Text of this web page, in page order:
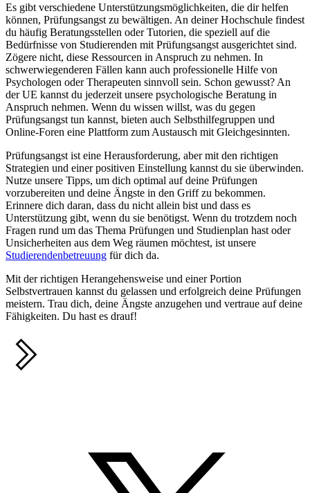
Es gibt verschiedene Unterstützungsmöglichkeiten, die dir helfen
können, Prüfungsangst zu bewältigen. An deiner Hochschule findest
du häufig Beratungsstellen oder Tutorien, die speziell auf die
Bedürfnisse von Studierenden mit Prüfungsangst ausgerichtet sind.
Zögere nicht, diese Ressourcen in Anspruch zu nehmen. In
schwerwiegenderen Fällen kann auch professionelle Hilfe von
Psychologen oder Therapeuten sinnvoll sein. Schon gewusst? An
der UE kannst du jederzeit unsere psychologische Beratung in
Anspruch nehmen. Wenn du wissen willst, was du gegen
Prüfungsangst tun kannst, bieten auch Selbsthilfegruppen und
Online-Foren eine Plattform zum Austausch mit Gleichgesinnten.
Prüfungsangst ist eine Herausforderung, aber mit den richtigen
Strategien und einer positiven Einstellung kannst du sie überwinden.
Nutze unsere Tipps, um dich optimal auf deine Prüfungen
vorzubereiten und deine Ängste in den Griff zu bekommen.
Erinnere dich daran, dass du nicht allein bist und dass es
Unterstützung gibt, wenn du sie benötigst. Wenn du trotzdem noch
Fragen rund um das Thema Prüfungen und Studienplan hast oder
Unsicherheiten aus dem Weg räumen möchtest, ist unsere
Studierendenbetreuung für dich da.
Mit der richtigen Herangehensweise und einer Portion
Selbstvertrauen kannst du gelassen und erfolgreich deine Prüfungen
meistern. Trau dich, deine Ängste anzugehen und vertraue auf deine
Fähigkeiten. Du hast es drauf!